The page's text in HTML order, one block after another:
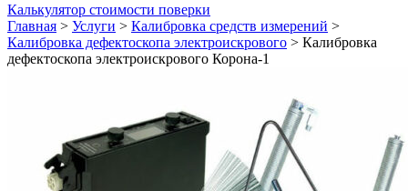
Калькулятор стоимости поверки
Главная > Услуги > Калибровка средств измерений >
Калибровка дефектоскопа электроискрового > Калибровка
дефектоскопа электроискрового Корона-1